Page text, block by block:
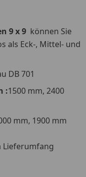
9 x 9 können Sie
als Eck-, Mittel- und
DB 701
:1500 mm, 2400
mm, 1900 mm
Lieferumfang